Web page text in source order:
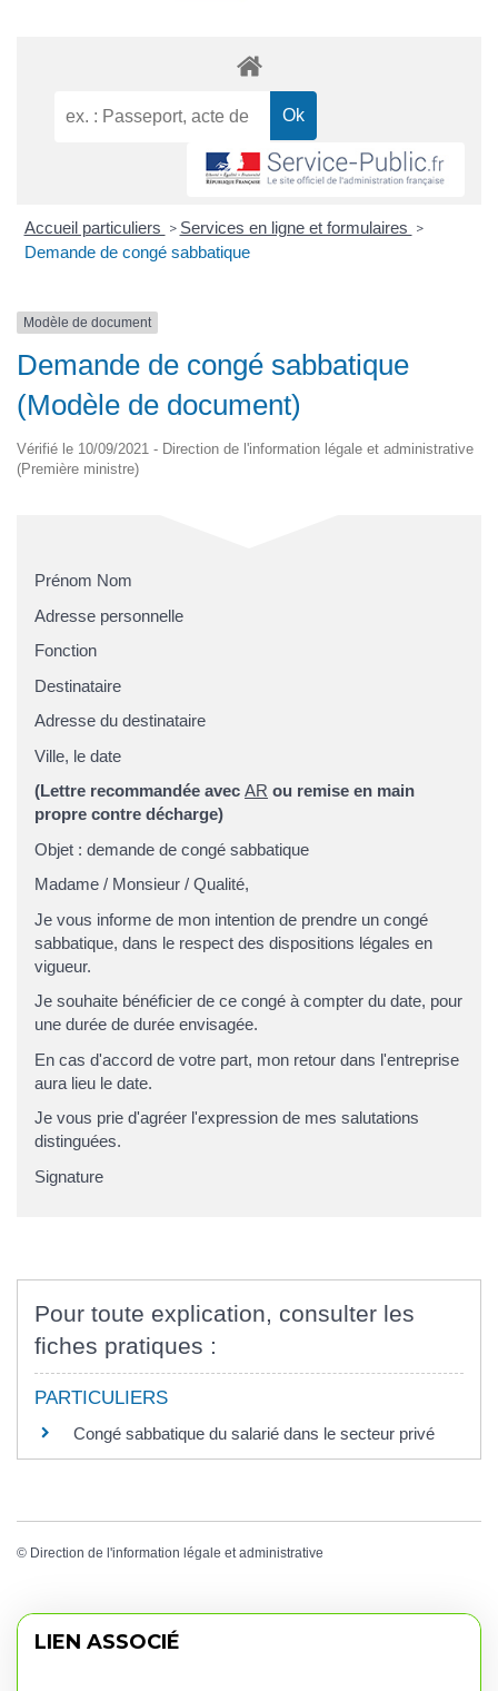
Accueil particuliers > Services en ligne et formulaires >
Demande de congé sabbatique
Modèle de document
Demande de congé sabbatique
(Modèle de document)
Vérifié le 10/09/2021 - Direction de l'information légale et administrative
(Première ministre)
Prénom Nom
Adresse personnelle
Fonction
Destinataire
Adresse du destinataire
Ville, le date
(Lettre recommandée avec AR ou remise en main
propre contre décharge)
Objet : demande de congé sabbatique
Madame / Monsieur / Qualité,
Je vous informe de mon intention de prendre un congé
sabbatique, dans le respect des dispositions légales en
vigueur.
Je souhaite bénéficier de ce congé à compter du date, pour
une durée de durée envisagée.
En cas d'accord de votre part, mon retour dans l'entreprise
aura lieu le date.
Je vous prie d'agréer l'expression de mes salutations
distinguées.
Signature
Pour toute explication, consulter les
fiches pratiques :
PARTICULIERS
Congé sabbatique du salarié dans le secteur privé
© Direction de l'information légale et administrative
LIEN ASSOCIÉ